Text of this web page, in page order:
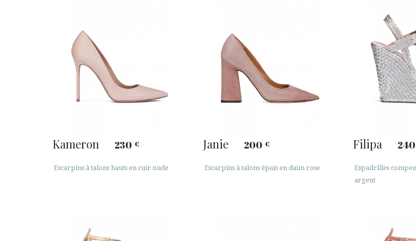
Kameron 230 €
Escarpins à talons hauts en cuir nude
Janie 200 €
Escarpins à talons épais en daim rose
Filipa 240
Espadrilles
argent